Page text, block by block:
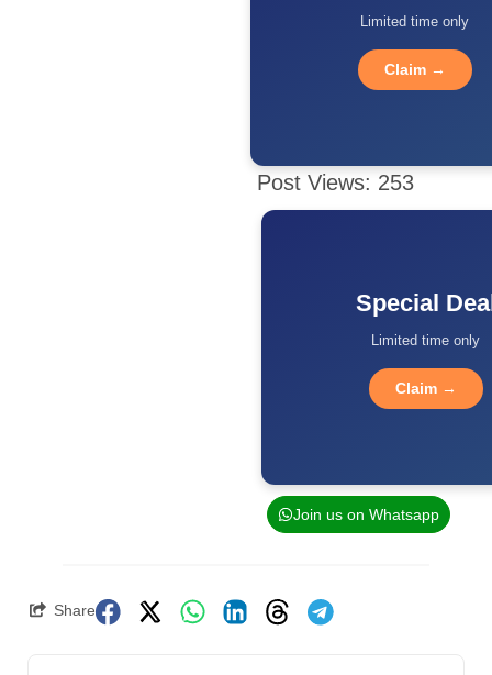
Limited time only
Claim →
Post Views: 253
Special
Limited time only
Claim →
Join us on Whatsapp
Share